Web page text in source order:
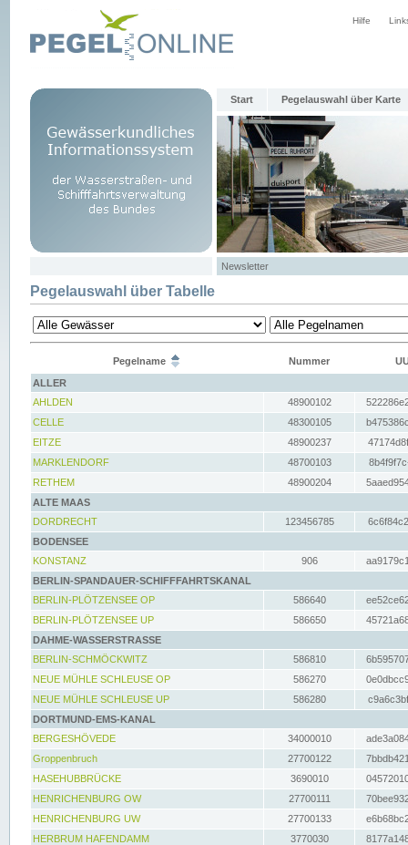
Hilfe
Start Pegelauswahl über Karte
Newsletter
Pegelauswahl über Tabelle
Pegelname Nummer
ALLER
AHLDEN
48900102
CELLE
48300105
EITZE
48900237
MARKLENDORF
48700103
RETHEM
48900204
ALTE MAAS
DORDRECHT
123456785
BODENSEE
KONSTANZ
906
BERLIN-SPANDAUER-SCHIFFFAHRTSKANAL
BERLIN-PLÖTZENSEE OP
586640
BERLIN-PLÖTZENSEE UP
586650
DAHME-WASSERSTRASSE
BERLIN-SCHMÖCKWITZ
586810
NEUE MÜHLE SCHLEUSE OP
586270
NEUE MÜHLE SCHLEUSE UP
586280
DORTMUND-EMS-KANAL
BERGESHÖVEDE
34000010
Groppenbruch
27700122
HASEHUBBRÜCKE
3690010
HENRICHENBURG OW
27700111
HENRICHENBURG UW
27700133
HERBRUM HAFENDAMM
3770030